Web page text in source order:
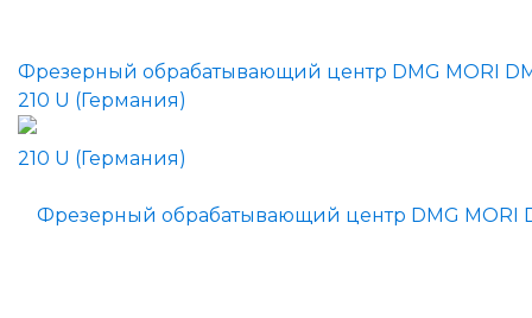
Фрезерный обрабатывающий центр DMG MORI
210 U (Германия)